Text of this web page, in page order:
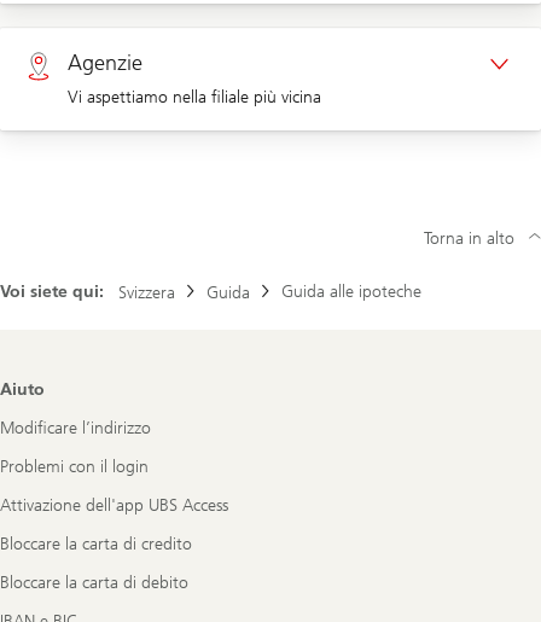
Appuntamento clienti aziendali
Clienti privati 0800 002 558
Clienti aziendali 0844 853 003
Agenzie
Vi aspettiamo nella filiale più vicina
Voi siete qui: Svizzera Guida Guida alle ipoteche
Torna in alto
Footer
Aiuto
Modificare l’indirizzo
Problemi con il login
Attivazione dell'app UBS Access
Bloccare la carta di credito
Bloccare la carta di debito